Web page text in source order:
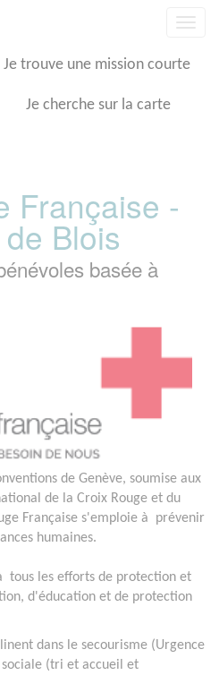
Je trouve une mission courte
Je cherche sur la carte
Française -
Blois
basée à
de Genève, soumise aux
de la Croix Rouge et du
Française s'emploie à prévenir
humaines.
tous les efforts de protection et
d'éducation et de protection
dans le secourisme (Urgence
(tri et accueil et